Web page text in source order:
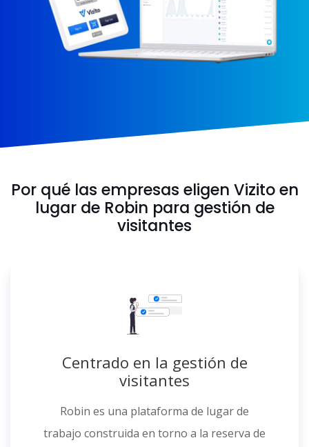
Por qué las empresas eligen Vizito en
lugar de Robin para gestión de
visitantes
Centrado en la gestión de
visitantes
Robin es una plataforma de lugar de
trabajo construida en torno a la reserva de